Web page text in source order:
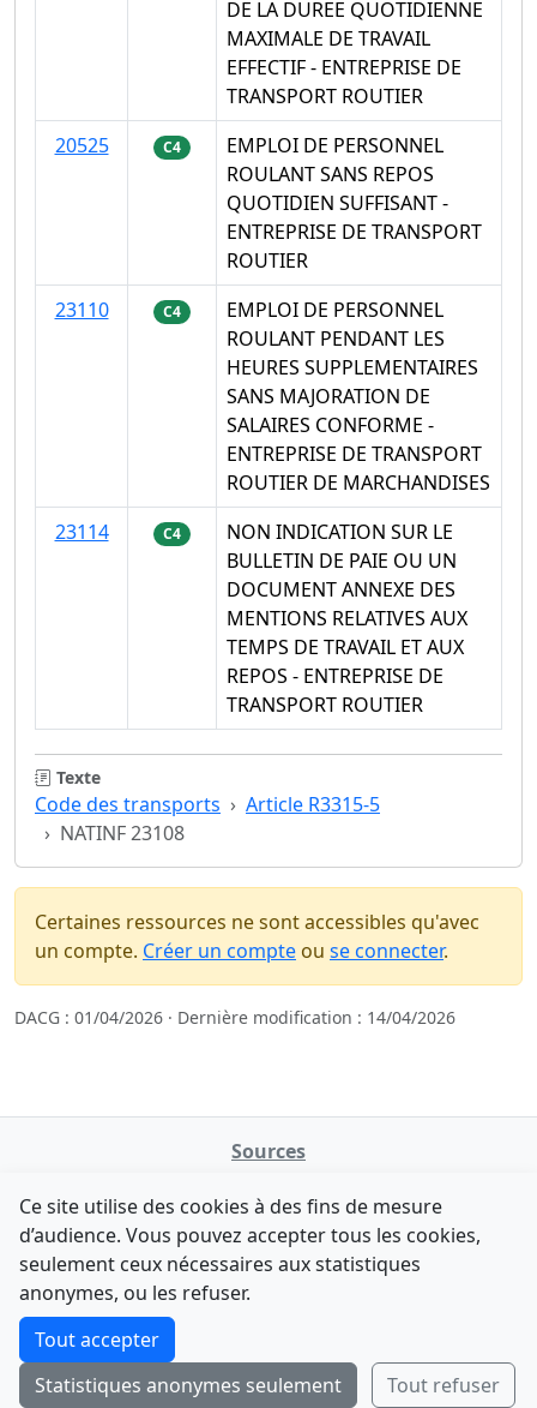
DE LA DUREE QUOTIDIENNE
MAXIMALE DE TRAVAIL
EFFECTIF - ENTREPRISE DE
TRANSPORT ROUTIER
20525
C4
EMPLOI DE PERSONNEL
ROULANT SANS REPOS
QUOTIDIEN SUFFISANT -
ENTREPRISE DE TRANSPORT
ROUTIER
23110
C4
EMPLOI DE PERSONNEL
ROULANT PENDANT LES
HEURES SUPPLEMENTAIRES
SANS MAJORATION DE
SALAIRES CONFORME -
ENTREPRISE DE TRANSPORT
ROUTIER DE MARCHANDISES
23114
C4
NON INDICATION SUR LE
BULLETIN DE PAIE OU UN
DOCUMENT ANNEXE DES
MENTIONS RELATIVES AUX
TEMPS DE TRAVAIL ET AUX
REPOS - ENTREPRISE DE
TRANSPORT ROUTIER
Texte
Code des transports
Article R3315-5
NATINF 23108
Certaines ressources ne sont accessibles qu'avec
un compte. Créer un compte ou se connecter.
DACG : 01/04/2026 · Dernière modification : 14/04/2026
Sources
data.gouv.fr
Legifrance - API
Contact
F-Droid·App Store
Tchap
© 2026retiolus— NATINFo
Comment avez-vous découvert NATINFo ?
Une courte réponse suffit (500 caractères max).
Envoyer Ignorer
Ce site utilise des cookies à des fins de mesure
d’audience. Vous pouvez accepter tous les cookies,
seulement ceux nécessaires aux statistiques
anonymes, ou les refuser.
Tout accepter
Statistiques anonymes seulement
Tout refuser